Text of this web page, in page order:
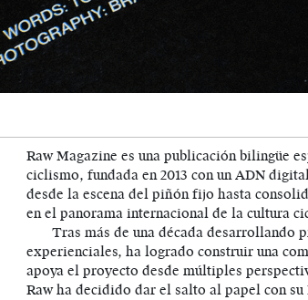
Raw Magazine es una publicación bilingüe
ciclismo, fundada en 2013 con un ADN
desde la escena del piñón fijo hasta
en el panorama internacional de la cultura
Tras más de una década desarrollando
experienciales, ha logrado construir una
apoya el proyecto desde múltiples
Raw ha decidido dar el salto al papel con su